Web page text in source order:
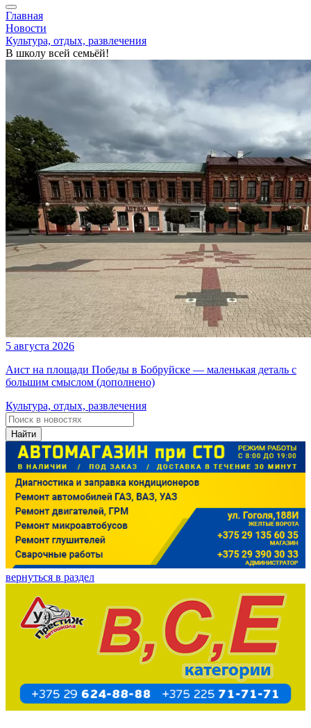
Главная
Новости
Культура, отдых, развлечения
В школу всей семьёй!
5 августа 2026
Аист на площади Победы в Бобруйске — маленькая деталь с
большим смыслом (дополнено)
Культура, отдых, развлечения
Найти
вернуться в раздел